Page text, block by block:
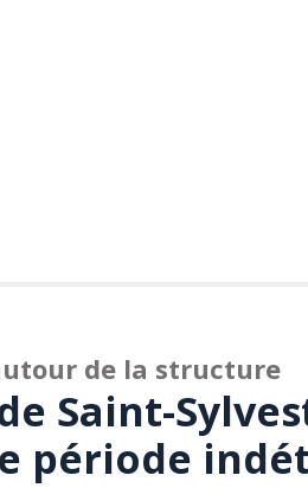
de la structure
Saint-
période